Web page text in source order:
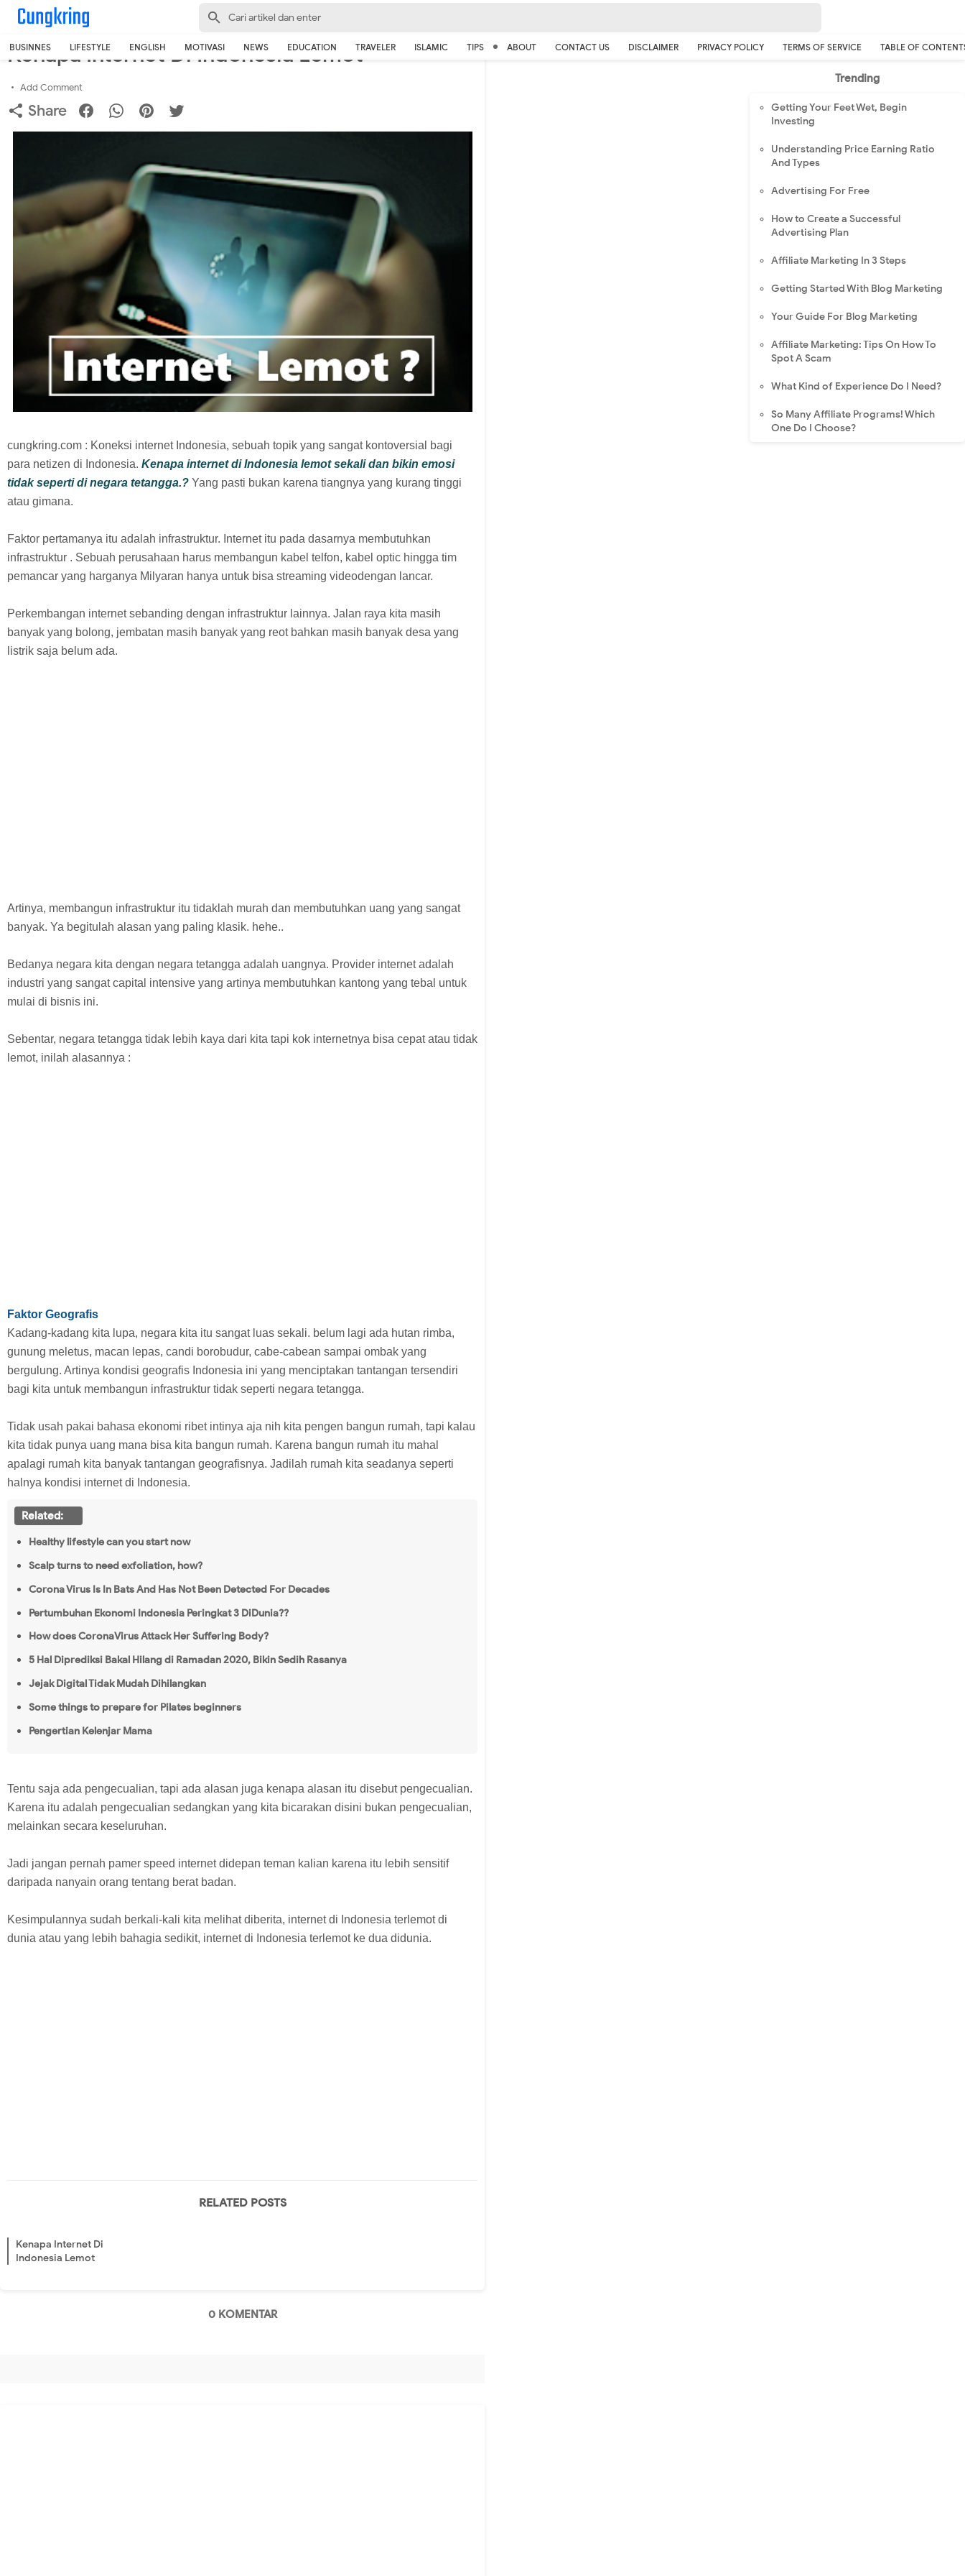
BUSINNES LIFESTYLE ENGLISH MOTIVASI NEWS EDUCATION TRAVELER ISLAMIC TIPS ABOUT CONTACT US DISCLAIMER PRIVACY POLICY TERMS OF SERVICE TABLE OF
Home›Internet›
Kenapa Internet Di Indonesia Lemot
Add Comment
Share
cungkring.com : Koneksi internet Indonesia, sebuah topik yang sangat kontoversial bagi
para netizen di Indonesia. Kenapa internet di Indonesia lemot sekali dan bikin emosi
tidak seperti di negara tetangga.? Yang pasti bukan karena tiangnya yang kurang tinggi
atau gimana.
Faktor pertamanya itu adalah infrastruktur. Internet itu pada dasarnya membutuhkan
infrastruktur . Sebuah perusahaan harus membangun kabel telfon, kabel optic hingga tim
pemancar yang harganya Milyaran hanya untuk bisa streaming videodengan lancar.
Perkembangan internet sebanding dengan infrastruktur lainnya. Jalan raya kita masih
banyak yang bolong, jembatan masih banyak yang reot bahkan masih banyak desa yang
listrik saja belum ada.
Artinya, membangun infrastruktur itu tidaklah murah dan membutuhkan uang yang sangat
banyak. Ya begitulah alasan yang paling klasik. hehe..
Bedanya negara kita dengan negara tetangga adalah uangnya. Provider internet adalah
industri yang sangat capital intensive yang artinya membutuhkan kantong yang tebal untuk
mulai di bisnis ini.
Sebentar, negara tetangga tidak lebih kaya dari kita tapi kok internetnya bisa cepat atau tidak
lemot, inilah alasannya :
Faktor Geografis
Kadang-kadang kita lupa, negara kita itu sangat luas sekali. belum lagi ada hutan rimba,
gunung meletus, macan lepas, candi borobudur, cabe-cabean sampai ombak yang
bergulung. Artinya kondisi geografis Indonesia ini yang menciptakan tantangan tersendiri
bagi kita untuk membangun infrastruktur tidak seperti negara tetangga.
Tidak usah pakai bahasa ekonomi ribet intinya aja nih kita pengen bangun rumah, tapi kalau
kita tidak punya uang mana bisa kita bangun rumah. Karena bangun rumah itu mahal
apalagi rumah kita banyak tantangan geografisnya. Jadilah rumah kita seadanya seperti
halnya kondisi internet di Indonesia.
Related:
Healthy lifestyle can you start now
Scalp turns to need exfoliation, how?
Corona Virus Is In Bats And Has Not Been Detected For Decades
Pertumbuhan Ekonomi Indonesia Peringkat 3 DiDunia??
How does CoronaVirus Attack Her Suffering Body?
5 Hal Diprediksi Bakal Hilang di Ramadan 2020, Bikin Sedih Rasanya
Jejak Digital Tidak Mudah Dihilangkan
Some things to prepare for Pilates beginners
Pengertian Kelenjar Mama
Tentu saja ada pengecualian, tapi ada alasan juga kenapa alasan itu disebut pengecualian.
Karena itu adalah pengecualian sedangkan yang kita bicarakan disini bukan pengecualian,
melainkan secara keseluruhan.
Jadi jangan pernah pamer speed internet didepan teman kalian karena itu lebih sensitif
daripada nanyain orang tentang berat badan.
Kesimpulannya sudah berkali-kali kita melihat diberita, internet di Indonesia terlemot di
dunia atau yang lebih bahagia sedikit, internet di Indonesia terlemot ke dua didunia.
RELATED POSTS
Kenapa Internet Di
Indonesia Lemot
0 KOMENTAR
Trending
Getting Your Feet Wet, Begin
Investing
Understanding Price Earning Ratio
And Types
Advertising For Free
How to Create a Successful
Advertising Plan
Affiliate Marketing In 3 Steps
Getting Started With Blog Marketing
Your Guide For Blog Marketing
Affiliate Marketing: Tips On How To
Spot A Scam
What Kind of Experience Do I Need?
So Many Affiliate Programs! Which
One Do I Choose?